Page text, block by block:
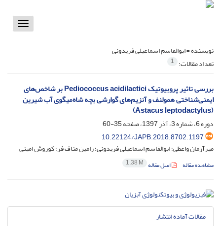
Toggle
نویسنده =ابوالقاسم اسماعیلی فریدونی
تعداد مقالات: 1
بررسی تاثیر پروبیوتیک Pediococcus acidilactici بر شاخص‌های
ایمنی‌شناختی همولنف و آنزیم‌های گوارشی بچه شاه‌میگوی آب شیرین
(Astacus leptodactylus)
دوره 6، شماره 3، آذر 1397، صفحه
35-60
10.22124/JAPB.2018.8702.1197
میرآرمان واعظی؛ ابوالقاسم اسماعیلی فریدونی؛ رامین مناف فر؛ کوروش امینی
مشاهده مقاله اصل مقاله 1.38 M
مقالات آماده انتشار